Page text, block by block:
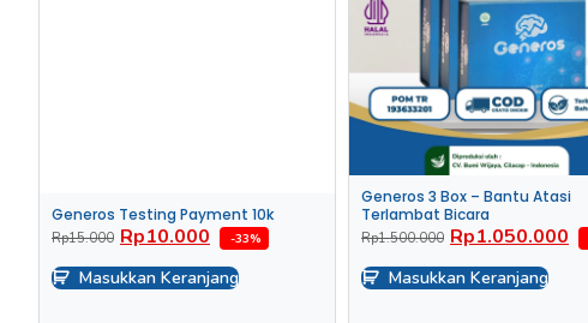
Generos Testing Payment 10k
Rp15.000 Rp10.000 -33%
Masukkan Keranjang
Generos 3 Box – Bantu Atasi
Terlambat Bicara
Rp1.500.000 Rp1.050.000
Masukkan Keranjang